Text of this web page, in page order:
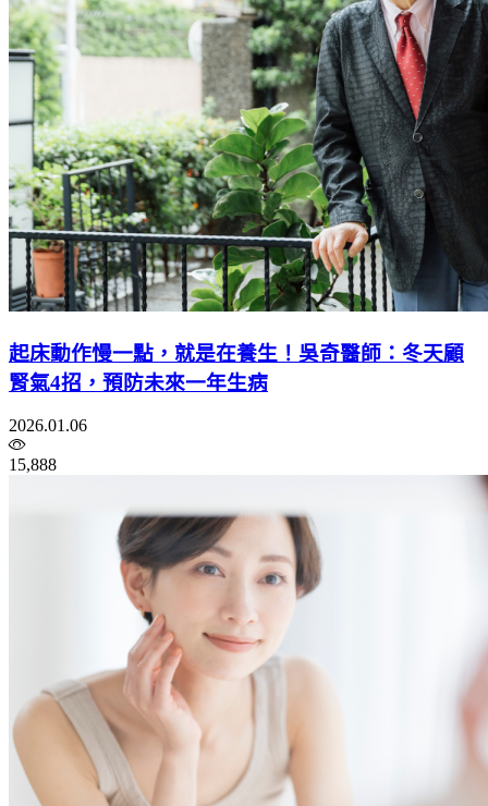
起床動作慢一點，就是在養生！吳奇醫師：冬天顧
腎氣4招，預防未來一年生病
2026.01.06
15,888